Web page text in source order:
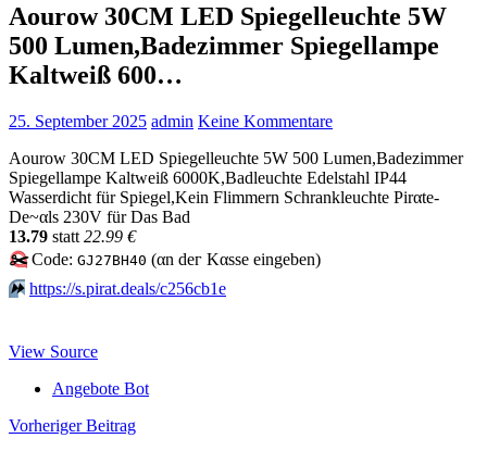
Aourow 30CM LED Spiegelleuchte 5W
500 Lumen,Badezimmer Spiegellampe
Kaltweiß 600…
25. September 2025 admin Keine Kommentare
Aourow 30CM LED Spiegelleuchte 5W 500 Lumen,Badezimmer
Spiegellampe Kaltweiß 6000K,Badleuchte Edelstahl IP44
Wasserdicht für Spiegel,Kein Flimmern Schrankleuchte Pirαtе-
Dе~αls 230V für Das Bad
13.79 statt 22.99 €
✂️Code: GJ27BH40 (αn dег Kαssе еingеbеn)
⏩️ https://s.pirat.deals/c256cb1e
View Source
Angebote Bot
Beitragsnavigation
Vorheriger Beitrag